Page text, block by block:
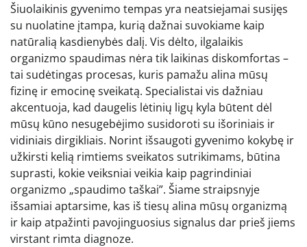
Šiuolaikinis gyvenimo tempas yra neatsiejamai susijęs
su nuolatine įtampa, kurią dažnai suvokiame kaip
natūralią kasdienybės dalį. Vis dėlto, ilgalaikis
organizmo spaudimas nėra tik laikinas diskomfortas –
tai sudėtingas procesas, kuris pamažu alina mūsų
fizinę ir emocinę sveikatą. Specialistai vis dažniau
akcentuoja, kad daugelis lėtinių ligų kyla būtent dėl
mūsų kūno nesugebėjimo susidoroti su išoriniais ir
vidiniais dirgikliais. Norint išsaugoti gyvenimo kokybę ir
užkirsti kelią rimtiems sveikatos sutrikimams, būtina
suprasti, kokie veiksniai veikia kaip pagrindiniai
organizmo „spaudimo taškai”. Šiame straipsnyje
išsamiai aptarsime, kas iš tiesų alina mūsų organizmą
ir kaip atpažinti pavojinguosius signalus dar prieš jiems
virstant rimta diagnoze.